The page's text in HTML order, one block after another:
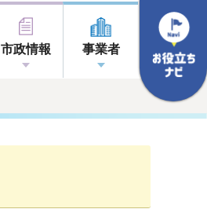
市政情報 事業者